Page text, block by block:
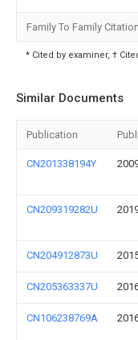
Family To Family
* Cited by examiner, †
Similar Documents
Publication
CN201338194Y
CN209319282U
CN204912873U
CN205363337U
CN106238769A